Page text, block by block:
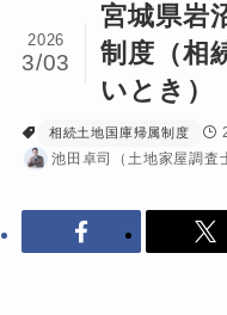
宮城県岩
制度（相
いとき）
2026
3/03
相続土地国庫帰属制度
池田卓司（土地家屋調査